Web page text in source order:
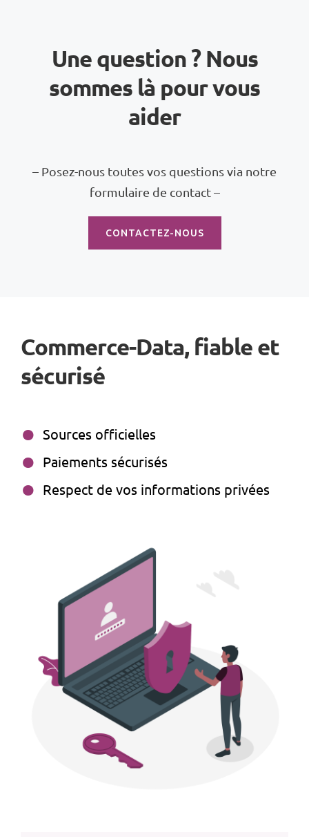
Une question ? Nous
sommes là pour vous
aider
– Posez-nous toutes vos questions via notre
formulaire de contact –
CONTACTEZ-NOUS
Commerce-Data, fiable et
sécurisé
Sources officielles
Paiements sécurisés
Respect de vos informations privées